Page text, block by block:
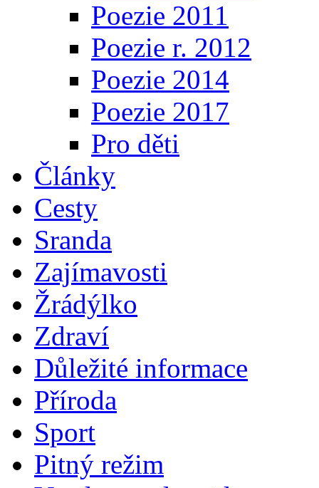
Poezie 2011
Poezie r. 2012
Poezie 2014
Poezie 2017
Pro děti
Články
Cesty
Sranda
Zajímavosti
Žrádýlko
Zdraví
Důležité informace
Příroda
Sport
Pitný režim